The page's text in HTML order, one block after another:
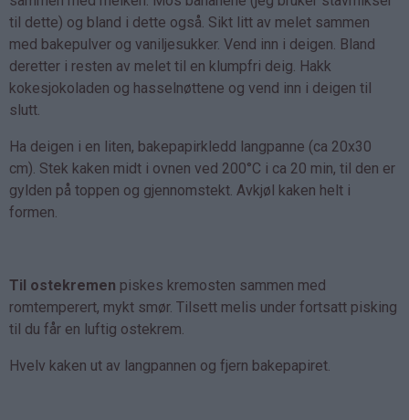
til dette) og bland i dette også. Sikt litt av melet sammen
med bakepulver og vaniljesukker. Vend inn i deigen. Bland
deretter i resten av melet til en klumpfri deig. Hakk
kokesjokoladen og hasselnøttene og vend inn i deigen til
slutt.
Ha deigen i en liten, bakepapirkledd langpanne (ca 20x30
cm). Stek kaken midt i ovnen ved 200°C i ca 20 min, til den er
gylden på toppen og gjennomstekt. Avkjøl kaken helt i
formen.
Til ostekremen piskes kremosten sammen med
romtemperert, mykt smør. Tilsett melis under fortsatt pisking
til du får en luftig ostekrem.
Hvelv kaken ut av langpannen og fjern bakepapiret.